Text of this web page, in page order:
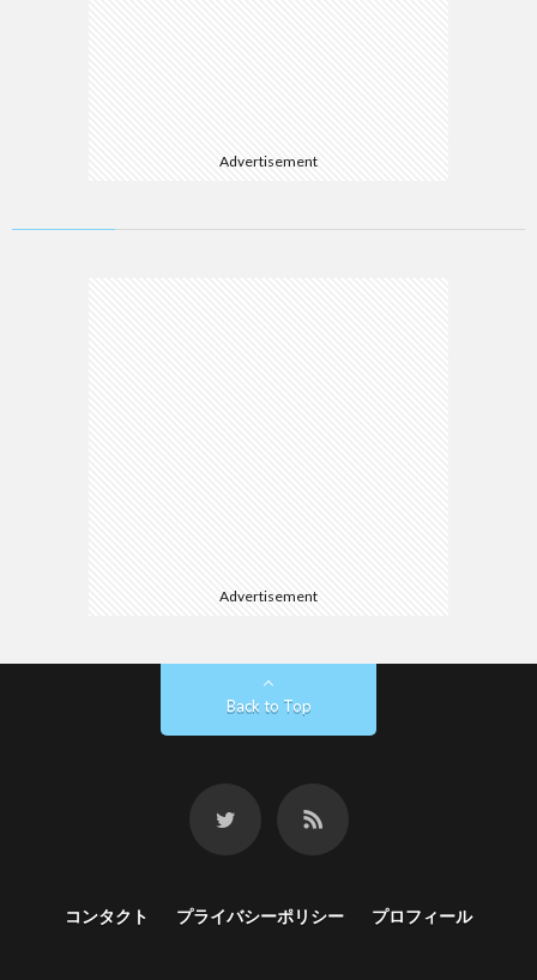
Advertisement
Advertisement
Back to Top
コンタクト プライバシーポリシー プロフィール